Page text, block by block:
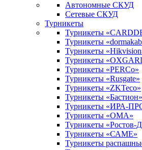
Автономные СКУД
Сетевые СКУД
Турникеты
Турникеты
Турникеты
Турникеты
Турникеты
Турникеты «PERCo»
Турникеты «Rusgate»
Турникеты «ZKTeco»
Турникеты «Бастион»
Турникеты «ИРА-
Турникеты «ОМА»
Турникеты «Ростов-
Турникеты «САМЕ»
Турникеты